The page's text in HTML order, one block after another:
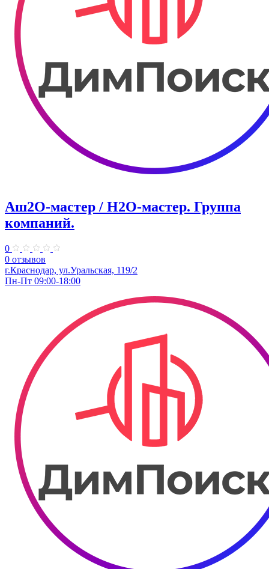
Аш2О-мастер / H2O-мастер. Группа
компаний.
0
0 отзывов
г.Краснодар, ул.Уральская, 119/2
Пн-Пт 09:00-18:00